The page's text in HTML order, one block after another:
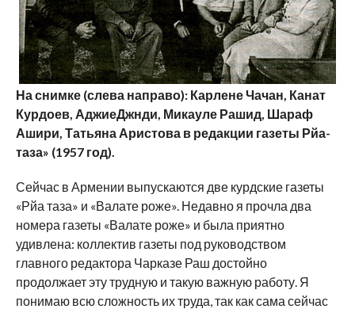
На снимке (слева направо): Карлене Чачан, Канат
Курдоев, АджиеДжнди, Микауле Рашид, Шараф
Ашири, Татьяна Аристова в редакции газеты Рйа-
таза» (1957 год).
Сейчас в Армении выпускаются две курдские газеты
«Рйа таза» и «Валате роже». Недавно я прочла два
номера газеты «Валате роже» и была приятно
удивлена: коллектив газеты под руководством
главного редактора Чарказе Раш достойно
продолжает эту трудную и такую важную работу. Я
понимаю всю сложность их труда, так как сама сейчас